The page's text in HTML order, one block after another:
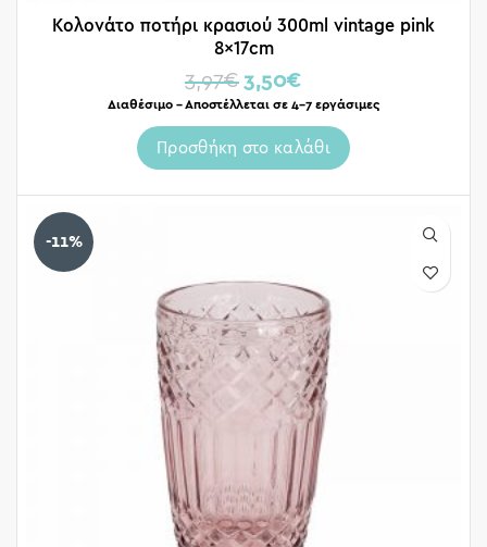
Κολονάτο ποτήρι κρασιού 300ml vintage pink
8x17cm
3,97€ 3,50€
Διαθέσιμο – Αποστέλλεται σε 4-7 εργάσιμες
Προσθήκη στο καλάθι
-11%